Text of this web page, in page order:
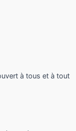
à tous et à tout